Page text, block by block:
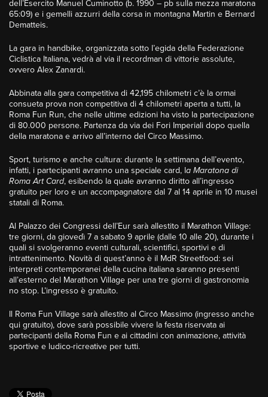
dell’Esercito Manuel Cuminotto (b. 1990 – pb sulla mezza maratona
65:09) e i gemelli azzurri della corsa in montagna Martin e Bernard
Dematteis.
La gara in handbike, organizzata sotto l’egida della Federazione
Ciclistica Italiana, vedrà al via il recordman di vittorie assolute,
ovvero Alex Zanardi.
Abbinata alla gara competitiva di 42,195 chilometri c’è la ormai
consueta prova non competitiva di 4 chilometri aperta a tutti, la
Roma Fun Run, che nelle ultime edizioni ha visto la partecipazione
di 80.000 persone. Partenza da via dei Fori Imperiali dopo quella
della maratona e arrivo all’interno del Circo Massimo.
Sport, turismo e anche cultura: durante la settimana dell’evento,
infatti, i partecipanti avranno una speciale card, la Maratona di
Roma Art Card, esibendo la quale avranno diritto all’ingresso
gratuito per loro e un accompagnatore dal 7 al 14 aprile in 10 musei
statali di Roma.
Al Palazzo dei Congressi dell’Eur sarà allestito il Marathon Village:
tre giorni, da giovedì 7 a sabato 9 aprile (dalle 10 alle 20), durante i
quali si svolgeranno eventi culturali, scientifici, sportivi e di
intrattenimento. Novità di quest’anno è il MdR Streetfood: sei
interpreti contemporanei della cucina italiana saranno presenti
all’esterno del Marathon Village per una tre giorni di gastronomia
no stop. L’ingresso è gratuito.
Il Roma Fun Village sarà allestito al Circo Massimo (ingresso anche
qui gratuito), dove sarà possibile vivere la festa riservata ai
partecipanti della Roma Fun e ai cittadini con animazione, attività
sportive e ludico-ricreative per tutti.